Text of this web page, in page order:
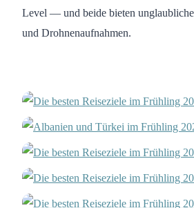
Level — und beide bieten
und Drohnenaufnahmen.